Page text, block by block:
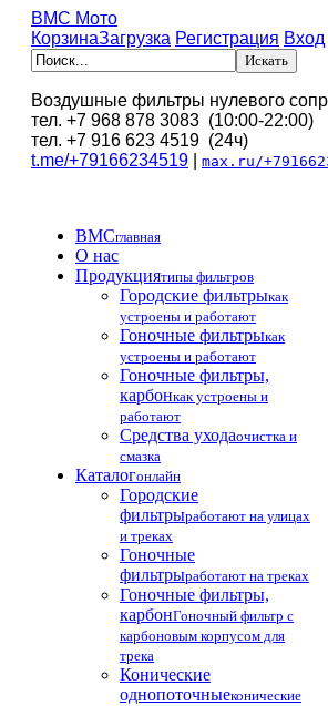
BMC Мото
КорзинаЗагрузка Регистрация Вход
Воздушные фильтры нулевого
тел. +7 968 878 3083 (10:00-22:00)
тел. +7 916 623 4519 (24ч)
t.me/+79166234519
max.ru/
BMCглавная
О нас
Продукциятипы фильтров
Городские фильтрыкак
устроены и работают
Гоночные фильтрыкак
устроены и работают
Гоночные фильтры,
карбонкак устроены и
работают
Средства уходаочистка и
смазка
Каталогонлайн
Городские
фильтрыработают на улицах
и треках
Гоночные
фильтрыработают на треках
Гоночные фильтры,
карбонГоночный фильтр с
карбоновым корпусом для
трека
Конические
однопоточныеконические